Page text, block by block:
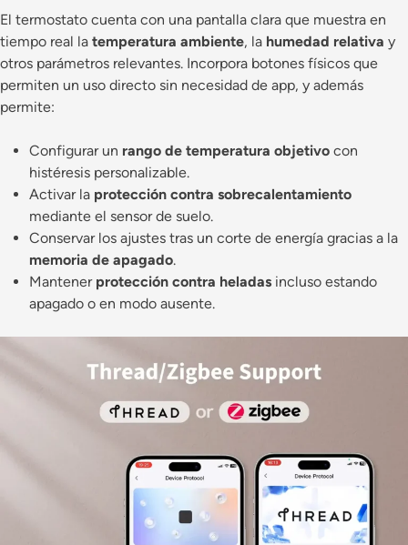
El termostato cuenta con una pantalla clara que muestra en
tiempo real la temperatura ambiente, la humedad relativa y
otros parámetros relevantes. Incorpora botones físicos que
permiten un uso directo sin necesidad de app, y además
permite:
Configurar un rango de temperatura objetivo con
histéresis personalizable.
Activar la protección contra sobrecalentamiento
mediante el sensor de suelo.
Conservar los ajustes tras un corte de energía gracias a la
memoria de apagado.
Mantener protección contra heladas incluso estando
apagado o en modo ausente.